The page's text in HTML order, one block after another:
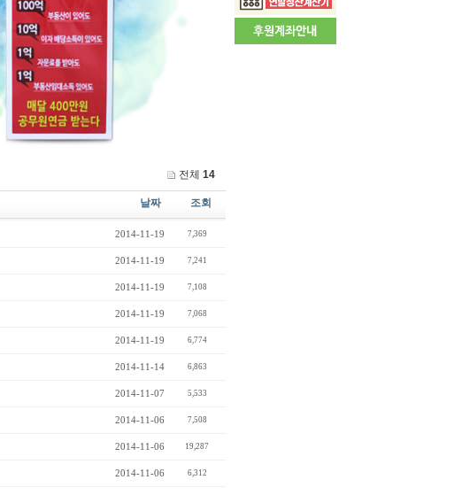
전체 14
날짜 조회
2014-11-19 7,369
2014-11-19 7,241
2014-11-19 7,108
2014-11-19 7,068
2014-11-19 6,774
2014-11-14 6,863
2014-11-07 5,533
2014-11-06 7,508
2014-11-06 19,287
2014-11-06 6,312